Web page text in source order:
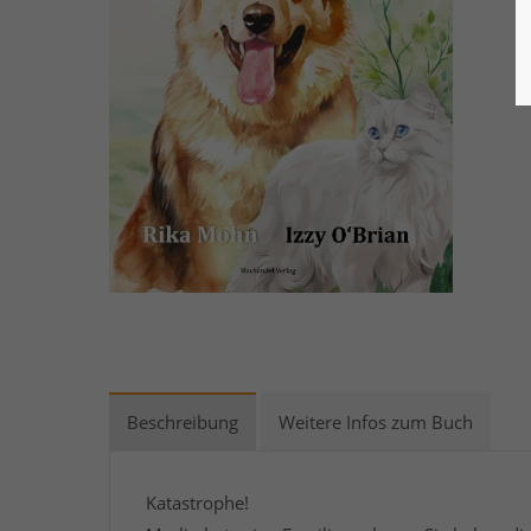
Beschreibung Weitere Infos zum Buch
Katastrophe!